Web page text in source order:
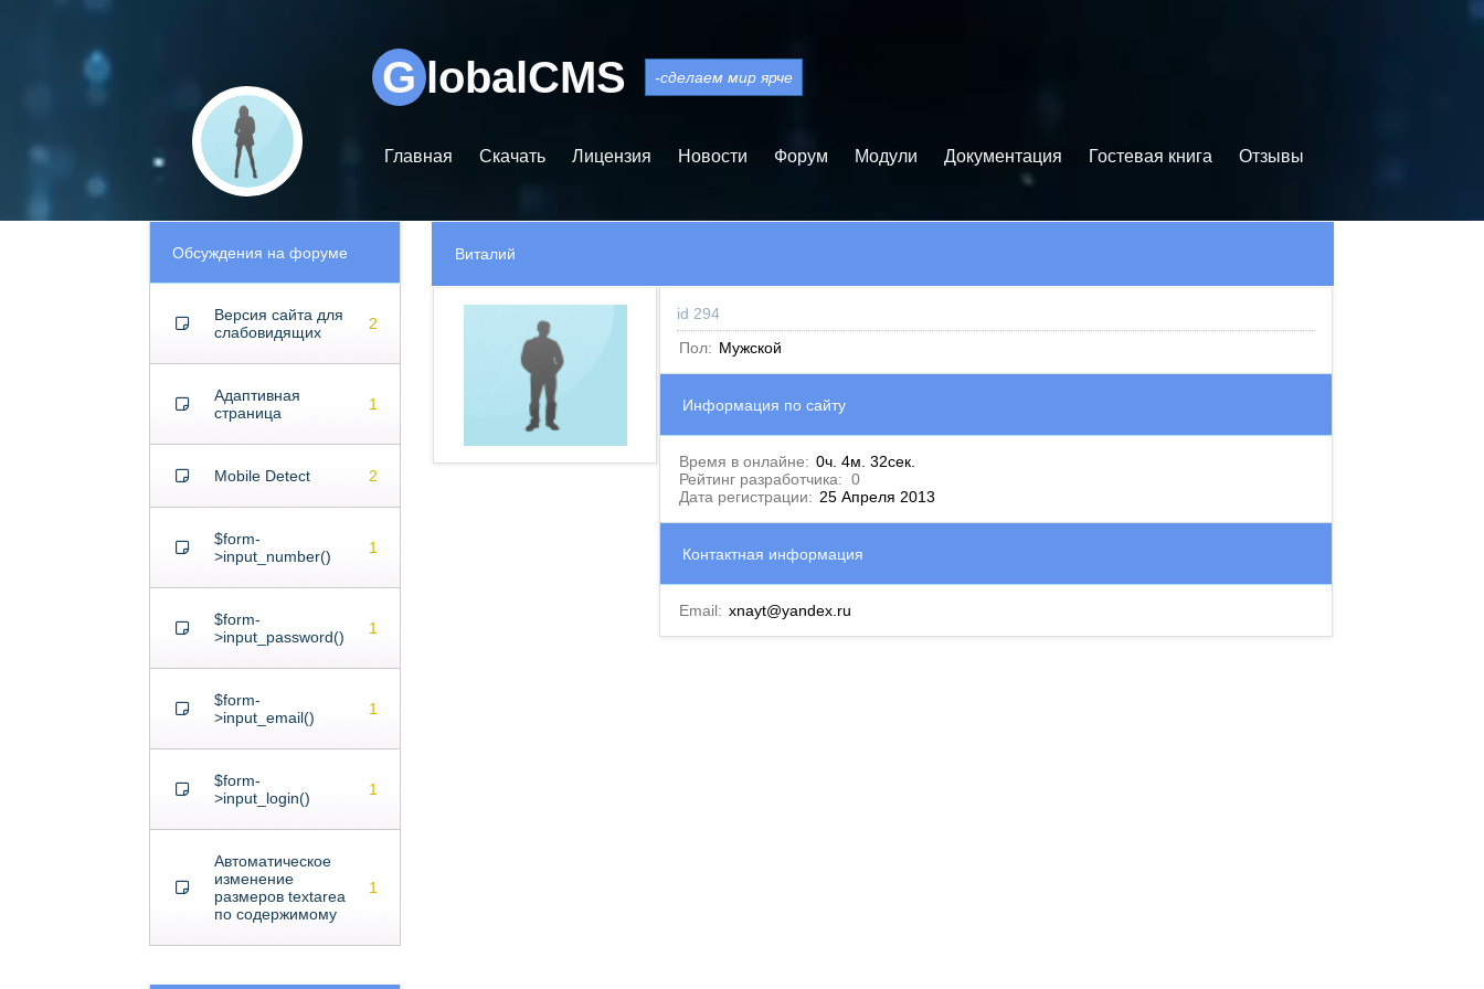
G lobalCMS -сделаем мир ярче
Главная Скачать Лицензия Новости Форум Модули Документация Гостевая книга Отзывы
Обсуждения на форуме
Версия сайта для
слабовидящих
2
Адаптивная
страница
1
Mobile Detect 2
$form-
>input_number()
1
$form-
>input_password()
1
$form-
>input_email()
1
$form-
>input_login()
1
Автоматическое
изменение
размеров textarea
по содержимому
1
Виталий
id 294
Пол: Мужской
Информация по сайту
Время в онлайне: 0ч. 4м. 32сек.
Рейтинг разработчика: 0
Дата регистрации: 25 Апреля 2013
Контактная информация
Email: xnayt@yandex.ru